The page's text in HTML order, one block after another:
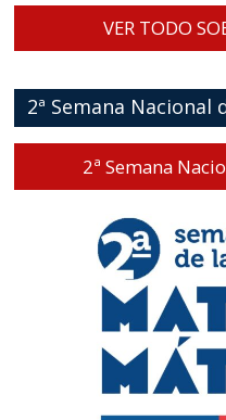
VER TODO
2ª Semana Nacional
2ª Semana